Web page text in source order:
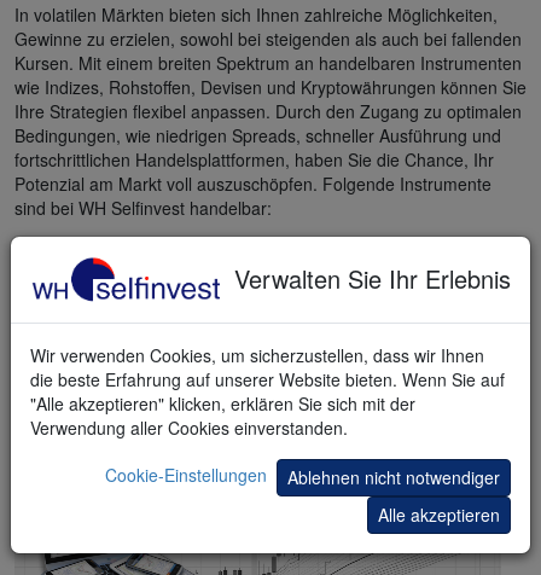
In volatilen Märkten bieten sich Ihnen zahlreiche Möglichkeiten,
Gewinne zu erzielen, sowohl bei steigenden als auch bei fallenden
Kursen. Mit einem breiten Spektrum an handelbaren Instrumenten
wie Indizes, Rohstoffen, Devisen und Kryptowährungen können Sie
Ihre Strategien flexibel anpassen. Durch den Zugang zu optimalen
Bedingungen, wie niedrigen Spreads, schneller Ausführung und
fortschrittlichen Handelsplattformen, haben Sie die Chance, Ihr
Potenzial am Markt voll auszuschöpfen. Folgende Instrumente
sind bei WH Selfinvest handelbar:
Rohstoffe:FuturesundCFDs
Thematische Indizes und mehr
Verwalten Sie Ihr Erlebnis
Wir verwenden Cookies, um sicherzustellen, dass wir Ihnen
die beste Erfahrung auf unserer Website bieten. Wenn Sie auf
"Alle akzeptieren" klicken, erklären Sie sich mit der
Verwendung aller Cookies einverstanden.
Cookie-Einstellungen
Ablehnen nicht notwendiger
Alle akzeptieren